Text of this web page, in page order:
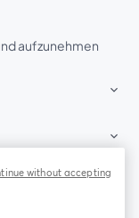
aufzunehmen
without accepting